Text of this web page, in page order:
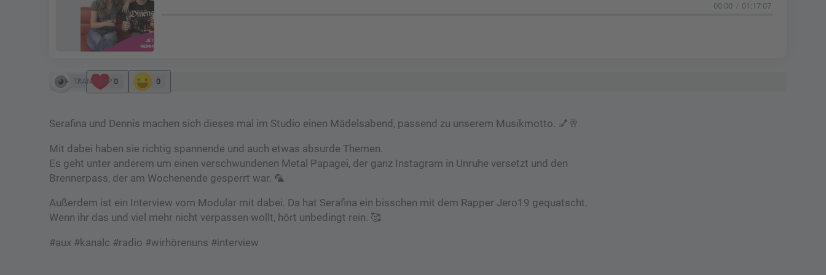
00:00 01:17:07
TRANSKRIPT
7 0 0
Serafina und Dennis machen sich dieses mal im Studio einen Mädelsabend, passend zu unserem Musikmotto. 💅🥂
Mit dabei haben sie richtig spannende und auch etwas absurde Themen.
Es geht unter anderem um einen verschwundenen Metal Papagei, der ganz Instagram in Unruhe versetzt und den
Brennerpass, der am Wochenende gesperrt war. 🦜
Außerdem ist ein Interview vom Modular mit dabei. Da hat Serafina ein bisschen mit dem Rapper Jero19 gequatscht.
Wenn ihr das und viel mehr nicht verpassen wollt, hört unbedingt rein. 🥰
#aux #kanalc #radio #wirhörenuns #interview